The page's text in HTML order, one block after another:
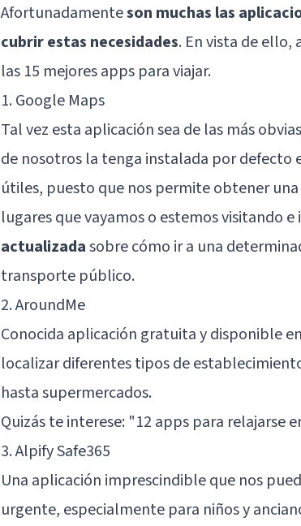
Afortunadamenteson muchas las
cubrir estas necesidades. En vista de ello,
las 15 mejores apps para viajar.
1. Google Maps
Tal vez esta aplicación sea de las más
de nosotros la tenga instalada por defecto
útiles, puesto que nos permite obtener
lugares que vayamos o estemos visitando e
actualizadasobre cómo ir a una
transporte público.
2. AroundMe
Conocida aplicación gratuita y disponible
localizar diferentes tipos de
hasta supermercados.
Quizás te interese: "12 apps para relajarse
3. Alpify Safe365
Una aplicación imprescindible que nos
urgente, especialmente para niños y